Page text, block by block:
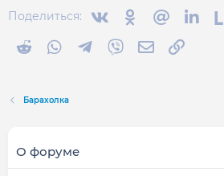
Поделиться: Вконтакте Mail.ru
Reddit WhatsAppTelegram
Viber
Барахолка
О форуме